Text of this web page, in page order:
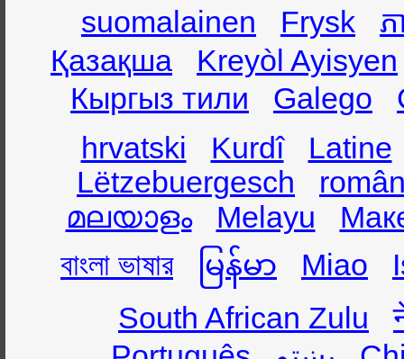
suomalainen
Frysk
ភ
Қазақша
Kreyòl Ayisyen
Кыргыз тили
Galego
hrvatski
Kurdî
Latine
Lëtzebuergesch
മലയാളം
Melayu
বাংলা ভাষার
မြန်မာ Miao
South African Zulu